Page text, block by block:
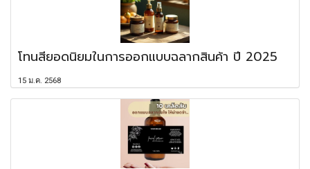
โทนสียอดนิยมในการออกแบบฉลากสินค้า ปี 2025
15 ม.ค. 2568